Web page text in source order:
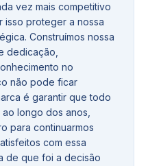
vez mais competitivo
isso proteger a nossa
Construímos nossa
dedicação,
no
não pode ficar
é garantir que todo
longo dos anos,
para continuarmos
com essa
de que foi a decisão